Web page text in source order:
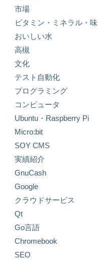
市場
ビタミン・ミネラル・味
おいしい水
高槻
文化
テスト自動化
プログラミング
コンピュータ
Ubuntu・Raspberry Pi
Micro:bit
SOY CMS
実績紹介
GnuCash
Google
クラウドサービス
Qt
Go言語
Chromebook
SEO